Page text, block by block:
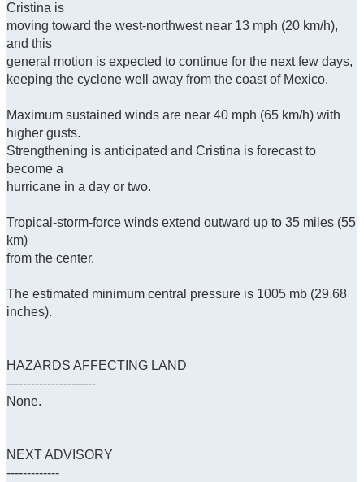
Cristina is
moving toward the west-northwest near 13 mph (20 km/h),
and this
general motion is expected to continue for the next few days,
keeping the cyclone well away from the coast of Mexico.
Maximum sustained winds are near 40 mph (65 km/h) with
higher gusts.
Strengthening is anticipated and Cristina is forecast to
become a
hurricane in a day or two.
Tropical-storm-force winds extend outward up to 35 miles (55
km)
from the center.
The estimated minimum central pressure is 1005 mb (29.68
inches).
HAZARDS AFFECTING LAND
----------------------
None.
NEXT ADVISORY
-------------